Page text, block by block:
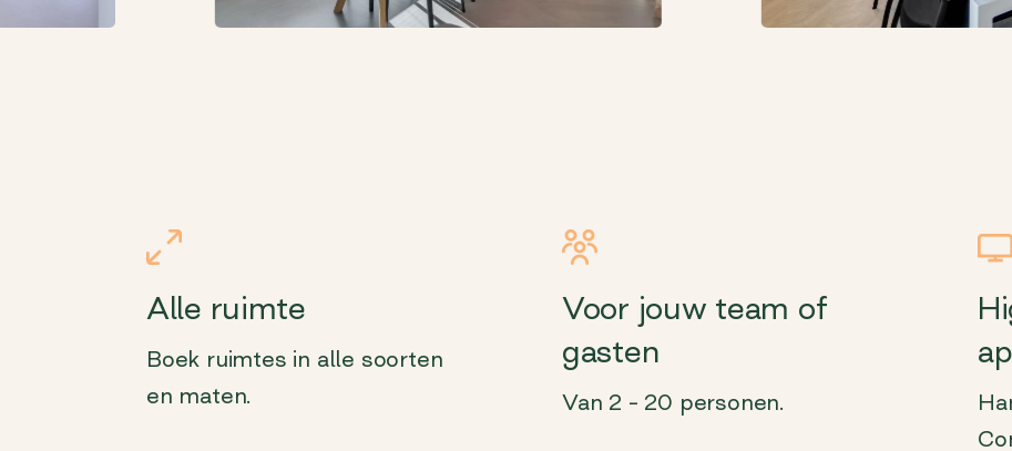
Alle ruimte
Boek ruimtes in alle soorten
en maten.
Voor jouw team of
gasten
Van 2 – 20 personen.